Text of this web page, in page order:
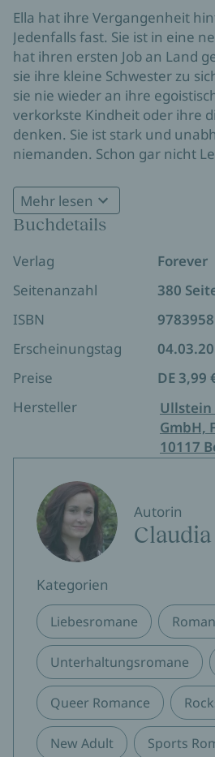
Ella hat ihre Vergangenheit
Jedenfalls fast. Sie ist in eine
hat ihren ersten Job an Land
sie ihre kleine Schwester zu
sie nie wieder an ihre
verkorkste Kindheit oder ihre
denken. Sie ist stark und
niemanden. Schon gar nicht
sich langsam aber sicher in
eins hat Ella bei all ihrem
vergessen: Es muss auch
sich zu kämpfen lohnt. Oder
Mehr lesen
Buchdetails
Verlag
Forever
Seitenanzahl
380
ISBN
Erscheinungstag
Preise
DE 3,99
Hersteller
Ullstein
GmbH,
10117
Autorin
Kategorien
Liebesromane
Unterhaltungsromane
Queer Romance
New Adult Sports